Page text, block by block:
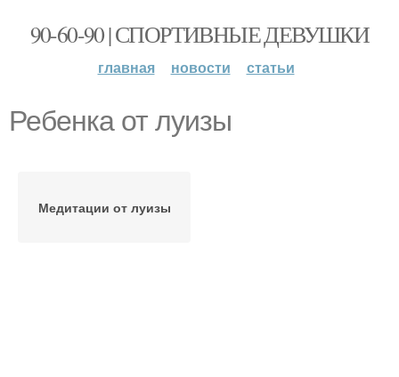
90-60-90 | СПОРТИВНЫЕ ДЕВУШКИ
главная новости статьи
Ребенка от луизы
Медитации от луизы